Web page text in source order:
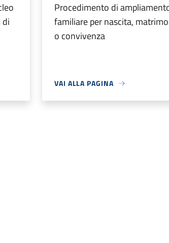
di
Procedimento di
familiare per nascita,
o convivenza
VAI ALLA PAGINA